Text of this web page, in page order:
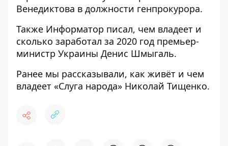
Венедиктова в должности генпрокурора.
Также Информатор писал, чем владеет и
сколько заработал за 2020 год премьер-
министр Украины Денис Шмыгаль.
Ранее мы рассказывали, как живёт и чем
владеет «Слуга народа» Николай Тищенко.